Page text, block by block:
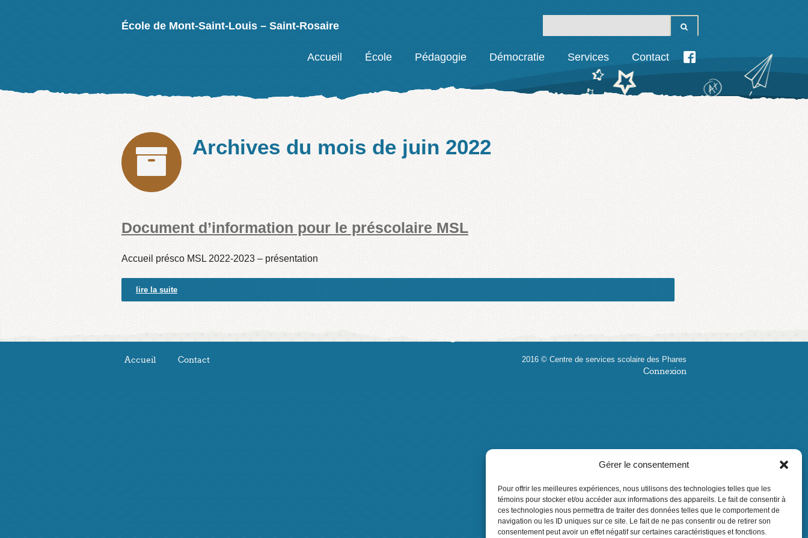
Gérer le consentement
Pour offrir les meilleures expériences, nous utilisons des technologies telles que les
témoins pour stocker et/ou accéder aux informations des appareils. Le fait de consentir à
ces technologies nous permettra de traiter des données telles que le comportement de
navigation ou les ID uniques sur ce site. Le fait de ne pas consentir ou de retirer son
consentement peut avoir un effet négatif sur certaines caractéristiques et fonctions.
École de Mont-Saint-Louis – Saint-Rosaire
Accueil École Pédagogie Démocratie Services Contact
Facebook
Archives du mois de juin 2022
Document d’information pour le préscolaire MSL
Accueil présco MSL 2022-2023 – présentation
lire la suite
Accueil Contact 2016 © Centre de services scolaire des Phares
Connexion